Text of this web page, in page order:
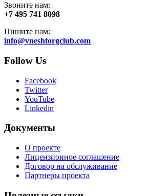
Звоните нам:
+7 495 741 8098
Пишите нам:
info@vneshtorgclub.com
Follow Us
Facebook
Twitter
YouTube
Linkedin
Документы
О проекте
Лицензионное соглашение
Договор на обслуживание
Партнеры проекта